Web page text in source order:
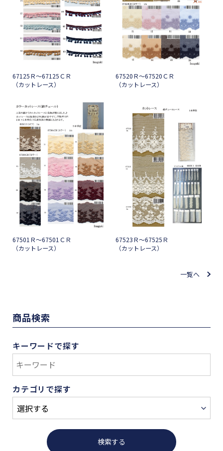
商品検索
キーワードで探す
カテゴリで探す
67125Ｒ～67125ＣＲ
（カットレース）
67520Ｒ～67520ＣＲ
（カットレース）
67501Ｒ～67501ＣＲ
（カットレース）
67523Ｒ～67525Ｒ
（カットレース）
一覧へ